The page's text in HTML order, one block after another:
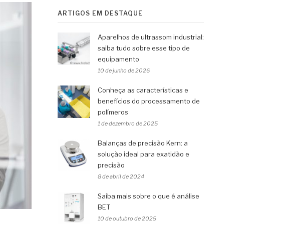
ARTIGOS EM DESTAQUE
Aparelhos de ultrassom industrial:
saiba tudo sobre esse tipo de
equipamento
10 de junho de 2026
Conheça as características e
benefícios do processamento de
polímeros
1 de dezembro de 2025
Balanças de precisão Kern: a
solução ideal para exatidão e
precisão
8 de abril de 2024
Saiba mais sobre o que é análise
BET
10 de outubro de 2025